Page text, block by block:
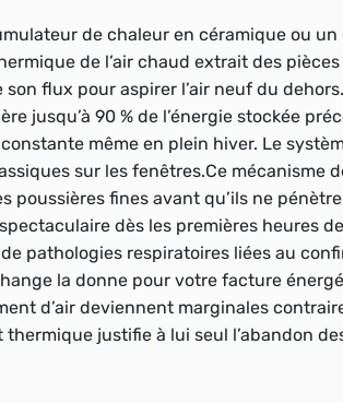
de chaleur en céramique ou
de l’air chaud extrait des
flux pour aspirer l’air neuf du
jusqu’à 90 % de l’énergie stockée
même en plein hiver. Le
sur les fenêtres.Ce mécanisme
poussières fines avant qu’ils ne
dès les premières heures
pathologies respiratoires liées au
la donne pour votre facture
d’air deviennent marginales
justifie à lui seul l’abandon